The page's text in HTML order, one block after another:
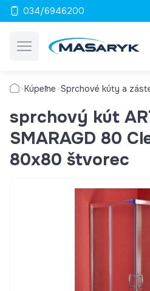
034/6946200
Kúpeľne Sprchové kúty a
sprchový kút
SMARAGD 80
80x80 štvorec